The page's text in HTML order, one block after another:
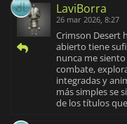
LaviBorra
26 mar 2026, 8:27
Crimson Desert
abierto tiene
nunca me
combate,
integradas y
más simples se
de los títulos